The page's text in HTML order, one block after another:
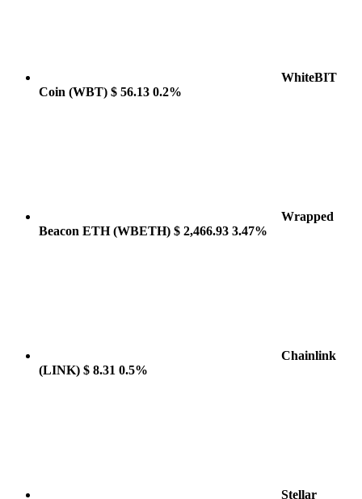
WhiteBIT
Coin (WBT) $ 56.13 0.2%
Wrapped
Beacon ETH(WBETH) $ 2,466.93 3.47%
Chainlink
(LINK) $ 8.31 0.5%
Stellar